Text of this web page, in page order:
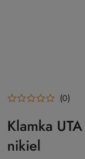
(0)
Klamka
nikiel